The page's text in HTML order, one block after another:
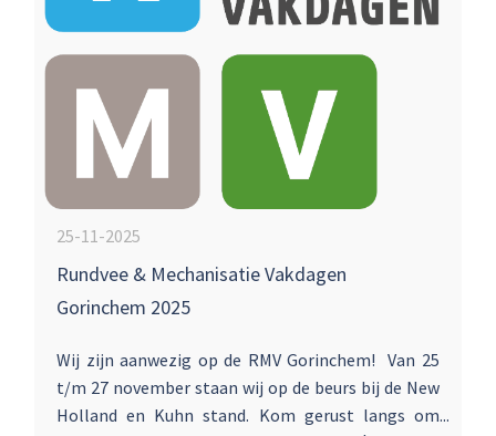
25-11-2025
Rundvee & Mechanisatie Vakdagen
Gorinchem 2025
Wij zijn aanwezig op de RMV Gorinchem! Van 25
t/m 27 november staan wij op de beurs bij de New
Holland en Kuhn stand. Kom gerust langs om